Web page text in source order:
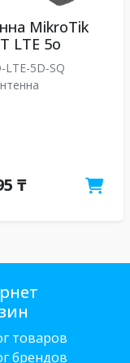
MikroTik
LTE 5o
LTE-5D-SQ
₸
товаров
брендов